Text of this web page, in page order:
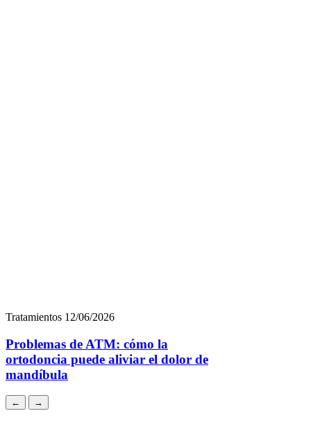
Tratamientos 15/06/2026
Los 7 problemas de ortodoncia más comunes: causas